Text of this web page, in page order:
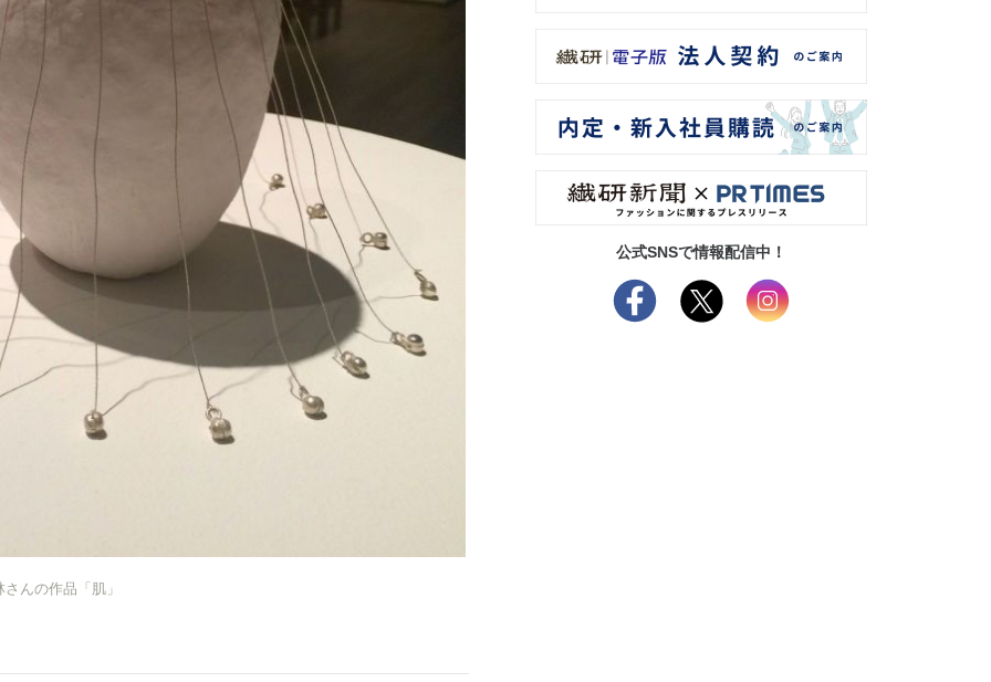
さんの作品「肌」
公式SNSで情報配信中！